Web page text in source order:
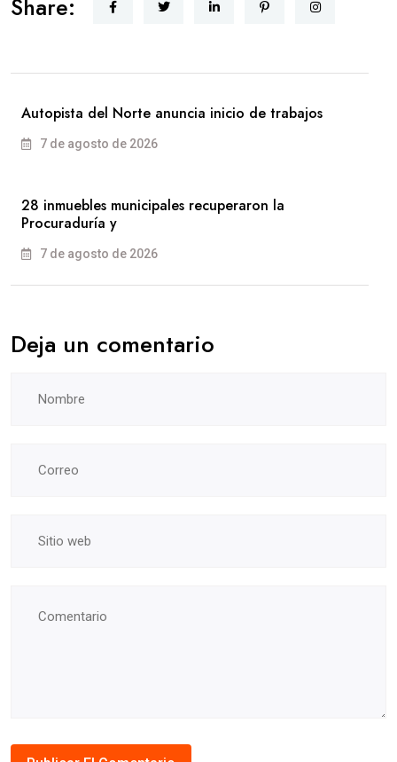
Share:
Autopista del Norte anuncia inicio de trabajos
7 de agosto de 2026
28 inmuebles municipales recuperaron la
Procuraduría y
7 de agosto de 2026
Deja un comentario